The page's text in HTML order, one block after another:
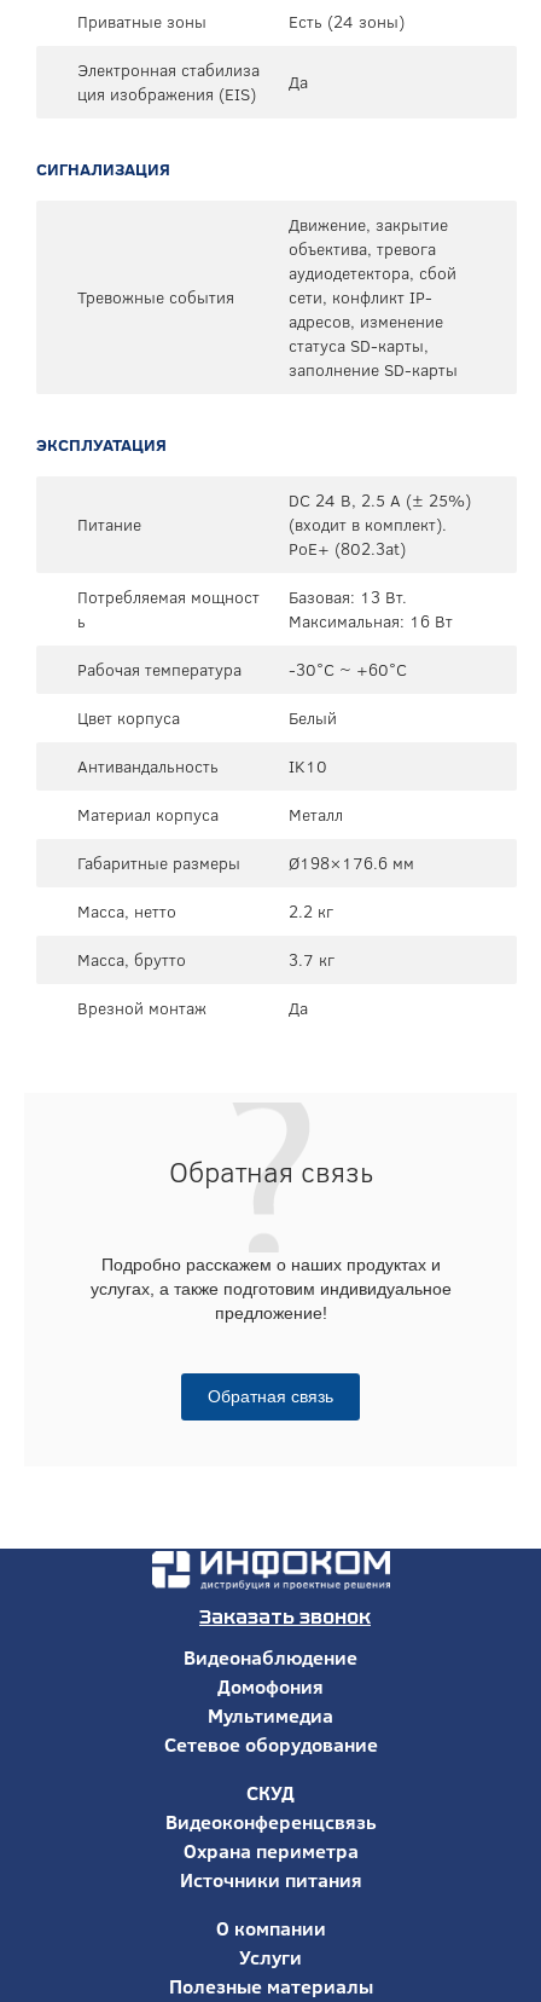
Приватные зоны
Есть (24 зоны)
Электронная стабилиза
ция изображения (EIS)
Да
СИГНАЛИЗАЦИЯ
Тревожные события
Движение, закрытие
объектива, тревога
аудиодетектора, сбой
сети, конфликт IP-
адресов, изменение
статуса SD-карты,
заполнение SD-карты
ЭКСПЛУАТАЦИЯ
Питание
DC 24 В, 2.5 А (± 25%)
(входит в комплект).
PoE+ (802.3at)
Потребляемая мощност
ь
Базовая: 13 Вт.
Максимальная: 16 Вт
Рабочая температура
-30°C ~ +60°C
Цвет корпуса
Белый
Антивандальность
IK10
Материал корпуса
Металл
Габаритные размеры
Ø198×176.6 мм
Масса, нетто
2.2 кг
Масса, брутто
3.7 кг
Врезной монтаж
Да
Обратная связь
Подробно расскажем о наших продуктах и
услугах, а также подготовим индивидуальное
предложение!
Обратная связь
Заказать звонок
Видеонаблюдение
Домофония
Мультимедиа
Сетевое оборудование
СКУД
Видеоконференцсвязь
Охрана периметра
Источники питания
О компании
Услуги
Полезные материалы